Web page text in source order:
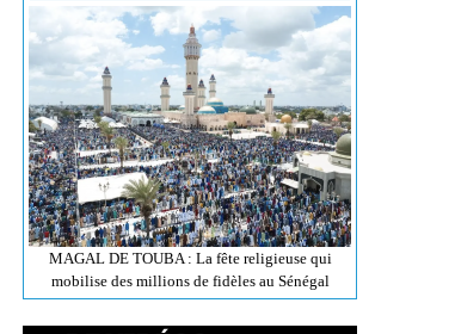
MAGAL DE TOUBA : La fête religieuse qui
mobilise des millions de fidèles au Sénégal